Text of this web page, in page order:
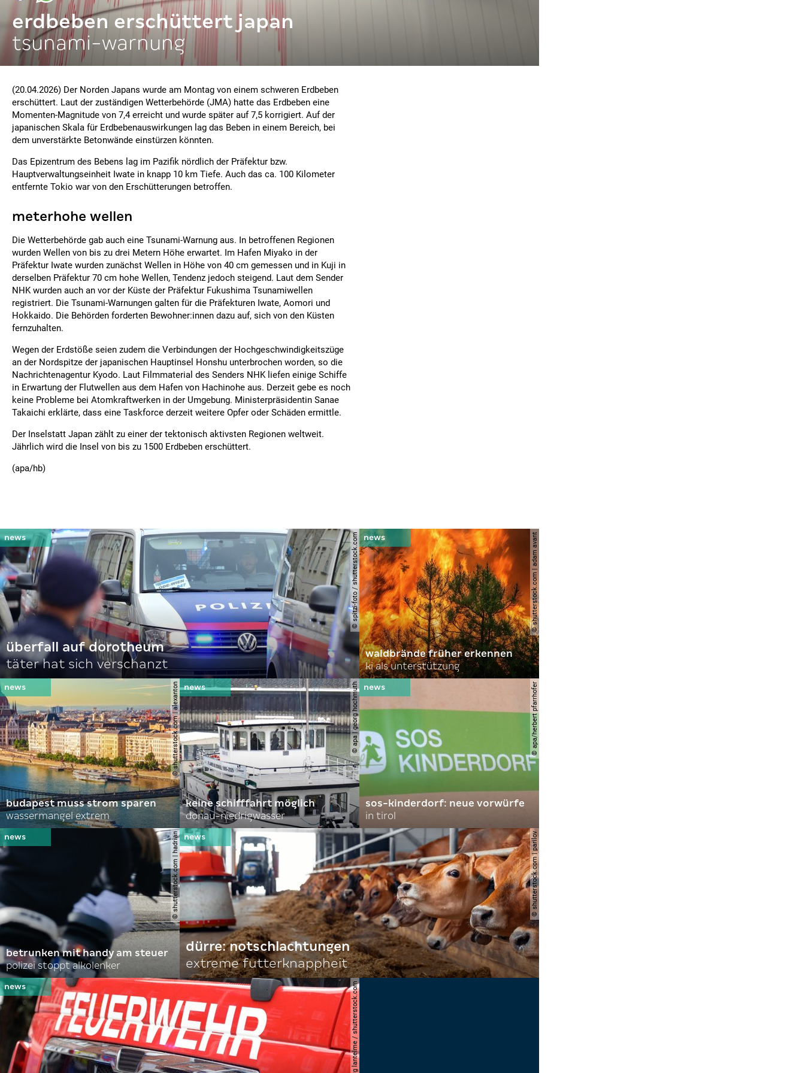
erdbeben erschüttert japan
tsunami-warnung
(20.04.2026) Der Norden Japans wurde am Montag von einem schweren Erdbeben
erschüttert. Laut der zuständigen Wetterbehörde (JMA) hatte das Erdbeben eine
Momenten-Magnitude von 7,4 erreicht und wurde später auf 7,5 korrigiert. Auf der
japanischen Skala für Erdbebenauswirkungen lag das Beben in einem Bereich, bei
dem unverstärkte Betonwände einstürzen könnten.
Das Epizentrum des Bebens lag im Pazifik nördlich der Präfektur bzw.
Hauptverwaltungseinheit Iwate in knapp 10 km Tiefe. Auch das ca. 100 Kilometer
entfernte Tokio war von den Erschütterungen betroffen.
meterhohe wellen
Die Wetterbehörde gab auch eine Tsunami-Warnung aus. In betroffenen Regionen
wurden Wellen von bis zu drei Metern Höhe erwartet. Im Hafen Miyako in der
Präfektur Iwate wurden zunächst Wellen in Höhe von 40 cm gemessen und in Kuji in
derselben Präfektur 70 cm hohe Wellen, Tendenz jedoch steigend. Laut dem Sender
NHK wurden auch an vor der Küste der Präfektur Fukushima Tsunamiwellen
registriert. Die Tsunami-Warnungen galten für die Präfekturen Iwate, Aomori und
Hokkaido. Die Behörden forderten Bewohner:innen dazu auf, sich von den Küsten
fernzuhalten.
Wegen der Erdstöße seien zudem die Verbindungen der Hochgeschwindigkeitszüge
an der Nordspitze der japanischen Hauptinsel Honshu unterbrochen worden, so die
Nachrichtenagentur Kyodo. Laut Filmmaterial des Senders NHK liefen einige Schiffe
in Erwartung der Flutwellen aus dem Hafen von Hachinohe aus. Derzeit gebe es noch
keine Probleme bei Atomkraftwerken in der Umgebung. Ministerpräsidentin Sanae
Takaichi erklärte, dass eine Taskforce derzeit weitere Opfer oder Schäden ermittle.
Der Inselstatt Japan zählt zu einer der tektonisch aktivsten Regionen weltweit.
Jährlich wird die Insel von bis zu 1500 Erdbeben erschüttert.
(apa/hb)
© spitzi-foto / shutterstock.com
überfall auf dorotheum
täter hat sich verschanzt
© shutterstock.com | adam avant
waldbrände früher erkennen
ki als unterstützung
© shutterstock.com | alexanton
budapest muss strom sparen
wassermangel extrem
© apa | georg hochmuth
keine schifffahrt möglich
donau-niedrigwasser
© apa/herbert pfarrhofer
sos-kinderdorf: neue vorwürfe
in tirol
© shutterstock.com | hadrian
betrunken mit handy am steuer
polizei stoppt alkolenker
© shutterstock.com | parilov
dürre: notschlachtungen
extreme futterknappheit
© joerg lantelme / shutterstock.com